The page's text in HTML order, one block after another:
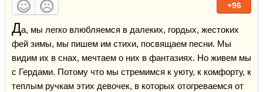
+96
Да, мы легко влюбляемся в далеких, гордых, жестоких
фей зимы, мы пишем им стихи, посвящаем песни. Мы
видим их в снах, мечтаем о них в фантазиях. Но живем мы
с Гердами. Потому что мы стремимся к уюту, к комфорту, к
теплым ручкам этих девочек, в которых отогреваемся от